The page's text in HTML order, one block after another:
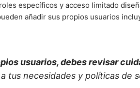
específicos y acceso limitado
añadir sus propios usuarios
usuarios, debes revisar
tus necesidades y políticas de